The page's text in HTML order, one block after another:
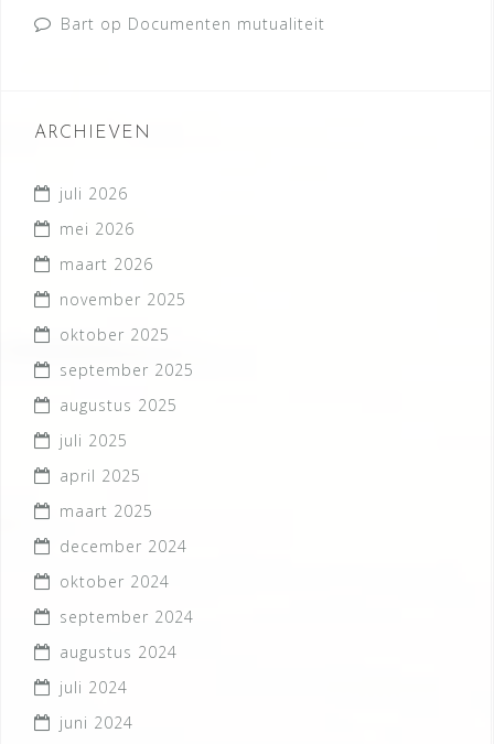
Bart op Documenten mutualiteit
ARCHIEVEN
juli 2026
mei 2026
maart 2026
november 2025
oktober 2025
september 2025
augustus 2025
juli 2025
april 2025
maart 2025
december 2024
oktober 2024
september 2024
augustus 2024
juli 2024
juni 2024